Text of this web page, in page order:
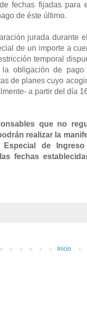
fechas fijadas para
de éste último.
jurada durante
de un importe a
temporal
obligación de
de planes cuyo
a partir del día
que no
realizar la
de
fechas
Inicio